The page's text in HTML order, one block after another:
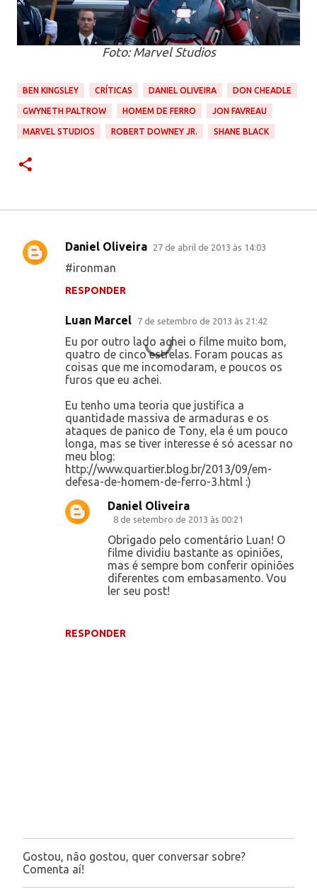
Foto: Marvel Studios
BEN KINGSLEY CRÍTICAS DANIEL OLIVEIRA DON CHEADLE
GWYNETH PALTROW HOMEM DE FERRO JON FAVREAU
MARVEL STUDIOS ROBERT DOWNEY JR. SHANE BLACK
C
Daniel Oliveira 27 de abril de 2013 às 14:03
#ironman
RESPONDER
Luan Marcel 7 de setembro de 2013 às 21:42
Eu por outro lado achei o filme muito bom,
quatro de cinco estrelas. Foram poucas as
coisas que me incomodaram, e poucos os
furos que eu achei.
Eu tenho uma teoria que justifica a
quantidade massiva de armaduras e os
ataques de panico de Tony, ela é um pouco
longa, mas se tiver interesse é só acessar no
meu blog:
http://www.quartier.blog.br/2013/09/em-
defesa-de-homem-de-ferro-3.html :)
RESPONDER
Daniel Oliveira
8 de setembro de 2013 às 00:21
Obrigado pelo comentário Luan! O
filme dividiu bastante as opiniões,
mas é sempre bom conferir opiniões
diferentes com embasamento. Vou
ler seu post!
P
o
s
Gostou, não gostou, quer conversar sobre?
Comenta aí!